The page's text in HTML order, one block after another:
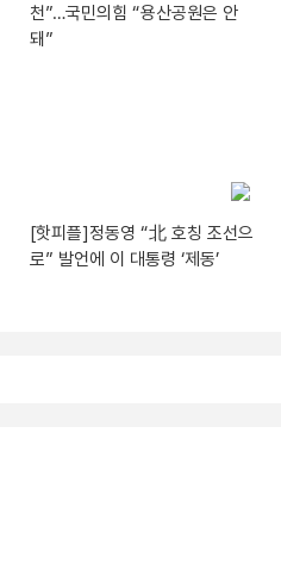
천”…국민의힘 “용산공원은 안
돼”
[핫피플]정동영 “北 호칭 조선으
로” 발언에 이 대통령 ‘제동’